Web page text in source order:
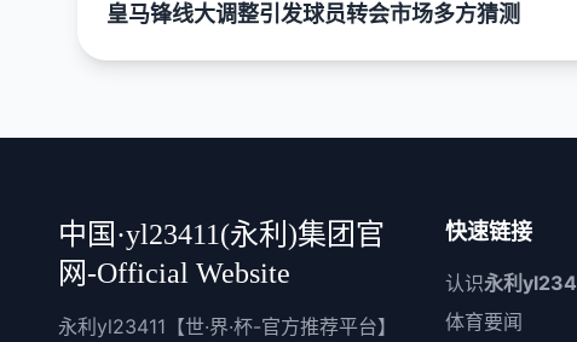
皇马锋线大调整引发球员转会市场多方猜测
中国·yl23411(永利)集团官
网-Official Website
永利yl23411【世·界·杯-官方推荐平台】
快速链接
认识永利
体育要闻